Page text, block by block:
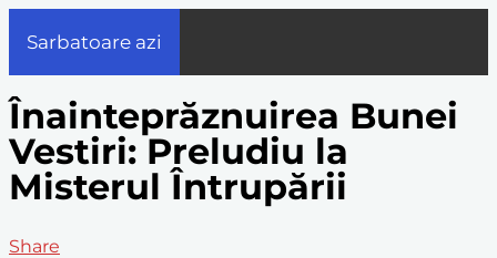
Sarbatoare azi
Înainteprăznuirea Bunei
Vestiri: Preludiu la
Misterul Întrupării
Share